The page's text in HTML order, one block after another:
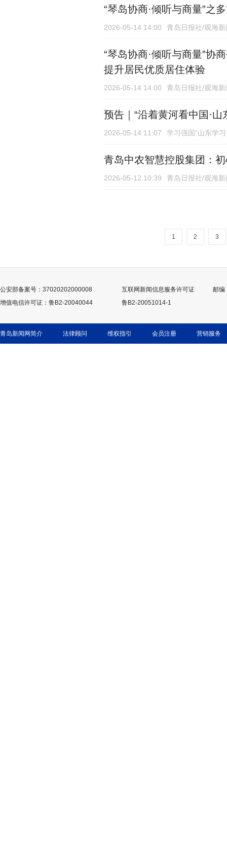
“琴岛协商·倾听与商量”之
2026-05-14 14:00 青岛日报社/观海新
“琴岛协商·倾听与商量”协
提升居民优质居住体验
2026-05-14 14:00 青岛日报社/观海新
预告｜“沿着黄河看中国·
2026-05-14 11:07 学习强国”山东学
青岛中农智慧控股集团：
2026-05-12 10:39 青岛日报社/观海新
1 2 3
公安部备案号：37020202000008 互联网新闻信息服务许可证
邮编
增值电信许可证：鲁B2-20040044
鲁B2-20051014-1
青岛新闻网简介 法律顾问 维权指引 会员注册 营销服务